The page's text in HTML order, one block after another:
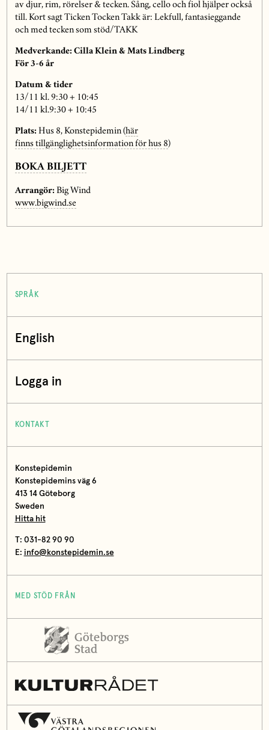
av djur, rim, rörelser & tecken. Sång, cello och fiol hjälper också
till. Kort sagt Ticken Tocken Takk är: Lekfull, fantasieggande
och med tecken som stöd/TAKK
Medverkande: Cilla Klein & Mats Lindberg
För 3-6 år
Datum & tider
13/11 kl. 9:30 + 10:45
14/11 kl.9:30 + 10:45
Plats:Hus 8, Konstepidemin (här
finns tillgänglighetsinformation för hus 8)
BOKA BILJETT
Arrangör:Big Wind
www.bigwind.se
SPRÅK
English
Logga in
KONTAKT
Konstepidemin
Konstepidemins väg 6
413 14 Göteborg
Sweden
Hitta hit
T: 031-82 90 90
E: info@konstepidemin.se
MED STÖD FRÅN